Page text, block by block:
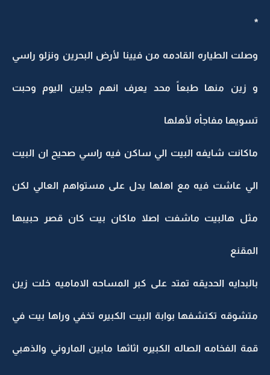
*
وصلت الطياره القادمه من فيينا لأرض البحرين ونزلو راسي
و زين منها طبعاً محد يعرف انهم جايين اليوم وحبت
تسويها مفاجأه لأهلها
ماكانت شايفه البيت الي ساكن فيه راسي صحيح ان البيت
الي عاشت فيه مع اهلها يدل على مستواهم العالي لكن
مثل هالبيت ماشفت اصلا ماكان بيت كان قصر حبيبها
المقنع
بالبدايه الحديقه تمتد على كبر المساحه الاماميه خلت زين
متشوقه تكتشفها بوابة البيت الكبيره تخفي وراها بيت في
قمة الفخامه الصاله الكبيره اثاثها مابين الماروني والذهبي